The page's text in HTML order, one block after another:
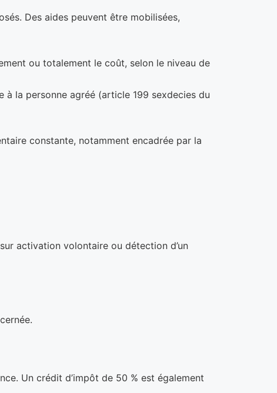
Des aides peuvent être mobilisées,
ou totalement le coût, selon le niveau de
la personne agréé (article 199 sexdecies du
constante, notamment encadrée par la
activation volontaire ou détection d’un
Un crédit d’impôt de 50 % est également